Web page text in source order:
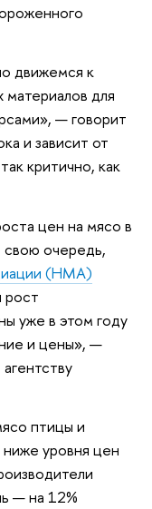
движемся к
для
— говорит
и зависит от
критично, как
цен на мясо в
свою очередь,
(НМА)
уже в этом году
и цены», —
птицы и
ниже уровня цен
— на 12%